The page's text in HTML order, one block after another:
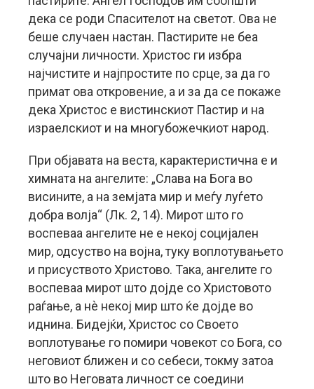
дека се роди Спасителот на светот. Ова не
беше случаен настан. Пастирите не беа
случајни личности. Христос ги избра
најчистите и најпростите по срце, за да го
примат ова откровение, а и за да се покаже
дека Христос е вистинскиот Пастир и на
израелскиот и на многубожечкиот народ.
При објавата на веста, карактеристична е и
химната на ангелите: „Слава на Бога во
висините, а на земјата мир и меѓу луѓето
добра волја“ (Лк. 2, 14). Мирот што го
воспеваа ангелите не е некој социјален
мир, одсуство на војна, туку воплотувањето
и присуството Христово. Така, ангелите го
воспеваа мирот што дојде со Христовото
раѓање, а нѐ некој мир што ќе дојде во
иднина. Бидејќи, Христос со Своето
воплотување го помири човекот со Бога, со
неговиот ближен и со себеси, токму затоа
што во Неговата личност се соедини